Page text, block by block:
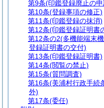
第9条(印鑑登録廃止の
第10条(登録事項の修正)
第11条(印鑑登録の抹消)
第12条(印鑑登録証明書
第12条の2(多機能端末
登録証明書の交付)
第13条(印鑑登録証明書)
第14条(閲覧の禁止)
第15条(質問調査)
第16条(美浦村行政手続
外)
第17条(委任)